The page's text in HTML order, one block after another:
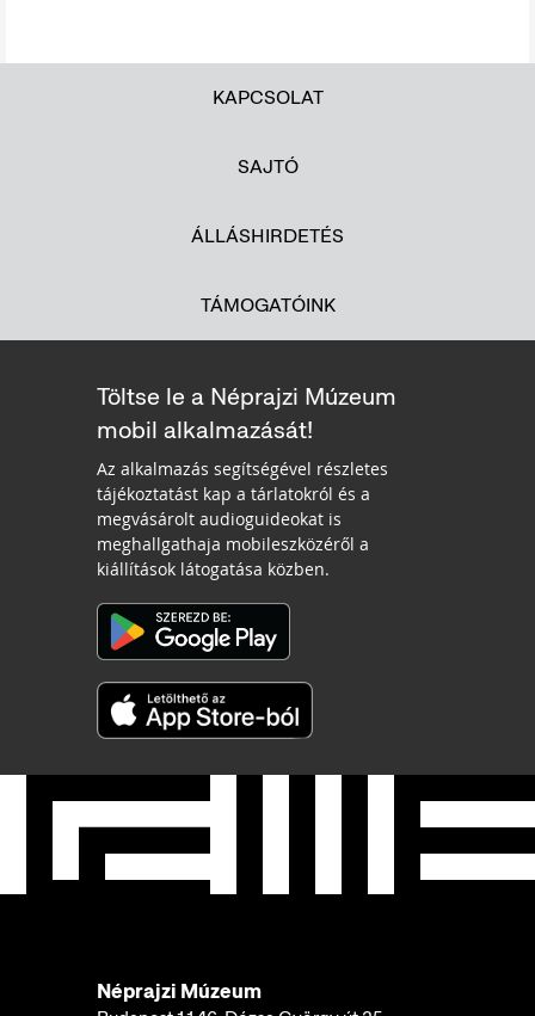
KAPCSOLAT
SAJTÓ
ÁLLÁSHIRDETÉS
TÁMOGATÓINK
Töltse le a Néprajzi Múzeum
mobil alkalmazását!
Az alkalmazás segítségével részletes
tájékoztatást kap a tárlatokról és a
megvásárolt audioguideokat is
meghallgathaja mobileszközéről a
kiállítások látogatása közben.
Néprajzi Múzeum